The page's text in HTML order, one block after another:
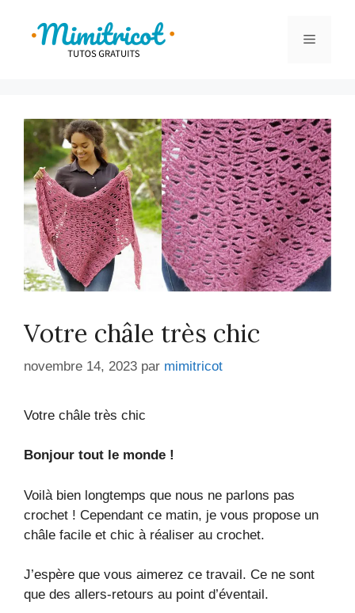
contenu
Menu
Votre châle très chic
novembre 14, 2023 par mimitricot
Votre châle très chic
Bonjour tout le monde !
Voilà bien longtemps que nous ne parlons pas
crochet ! Cependant ce matin, je vous propose un
châle facile et chic à réaliser au crochet.
J’espère que vous aimerez ce travail. Ce ne sont
que des allers-retours au point d’éventail.